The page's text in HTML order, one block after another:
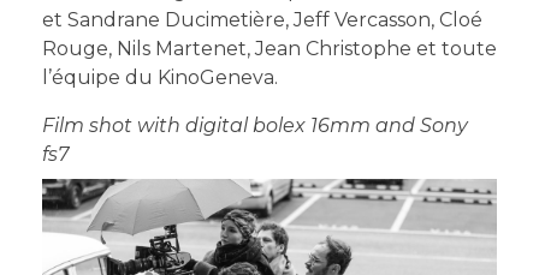
et Sandrane Ducimetière, Jeff Vercasson, Cloé
Rouge, Nils Martenet, Jean Christophe et toute
l’équipe du KinoGeneva.
Film shot with digital bolex 16mm and Sony
fs7